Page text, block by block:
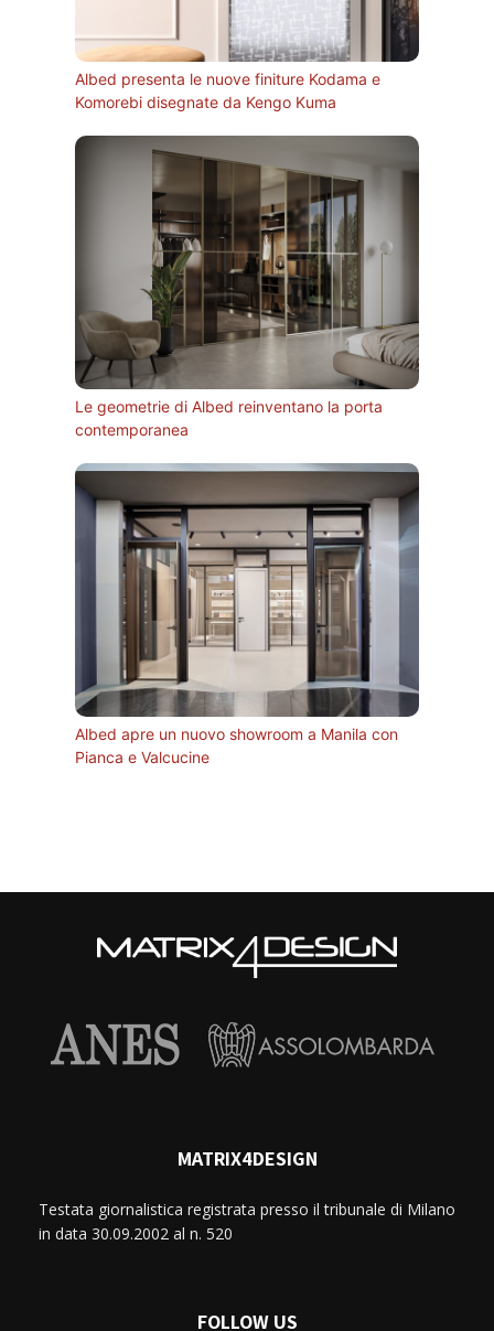
Albed presenta le nuove finiture Kodama e
Komorebi disegnate da Kengo Kuma
Le geometrie di Albed reinventano la porta
contemporanea
Albed apre un nuovo showroom a Manila con
Pianca e Valcucine
MATRIX4DESIGN
Testata giornalistica registrata presso il tribunale di Milano
in data 30.09.2002 al n. 520
FOLLOW US